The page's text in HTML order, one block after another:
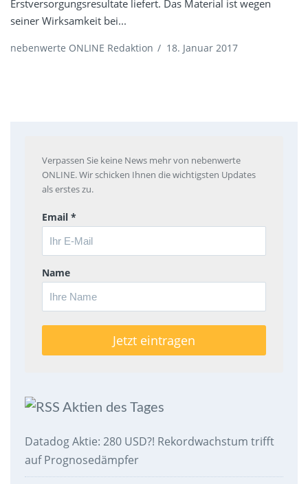
Erstversorgungsresultate liefert. Das Material ist wegen
seiner Wirksamkeit bei...
nebenwerte ONLINE Redaktion / 18. Januar 2017
Verpassen Sie keine News mehr von nebenwerte
ONLINE. Wir schicken Ihnen die wichtigsten Updates
als erstes zu.
Email *
Name
Aktien des Tages
Datadog Aktie: 280 USD?! Rekordwachstum trifft
auf Prognosedämpfer